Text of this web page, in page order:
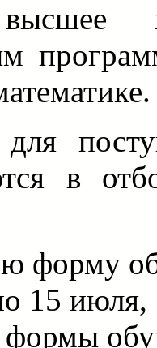
в
форму
15 июля,
формы